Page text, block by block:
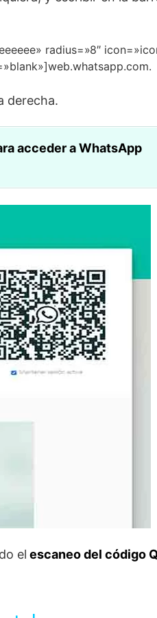
radius=»8″
derecha.
acceder a WhatsApp
el escaneo del código